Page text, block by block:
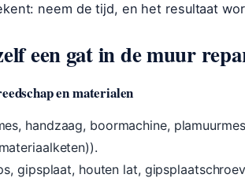
neem de tijd, en het resultaat
een gat in de muur
en materialen
handzaag, boormachine,
gipsplaat, houten lat,